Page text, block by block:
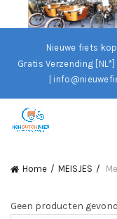
Nieuwe fiets
Gratis Verzending [NL*]
|
Home MEISJES
Geen producten